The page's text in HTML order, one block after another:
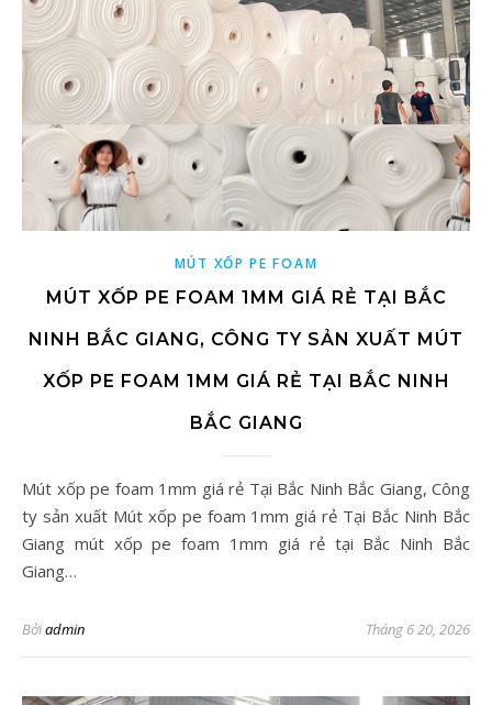
MÚT XỐP PE FOAM
MÚT XỐP PE FOAM 1MM GIÁ RẺ TẠI BẮC
NINH BẮC GIANG, CÔNG TY SẢN XUẤT MÚT
XỐP PE FOAM 1MM GIÁ RẺ TẠI BẮC NINH
BẮC GIANG
Mút xốp pe foam 1mm giá rẻ Tại Bắc Ninh Bắc Giang, Công
ty sản xuất Mút xốp pe foam 1mm giá rẻ Tại Bắc Ninh Bắc
Giang mút xốp pe foam 1mm giá rẻ tại Bắc Ninh Bắc
Giang…
Bởiadmin Tháng 6 20, 2026